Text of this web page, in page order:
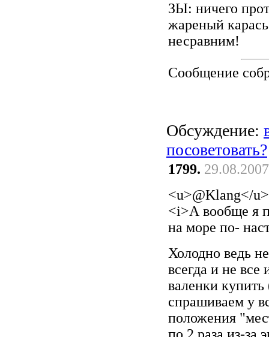
ЗЫ: ничего
жареный
несравним!
Сообщение
Обсуждение:
посоветовать?
1799.
<u>@Klang</u>
<i>А вообще я
на море по-
Холодно ведь
всегда и не
валенки
спрашиваем у
положения